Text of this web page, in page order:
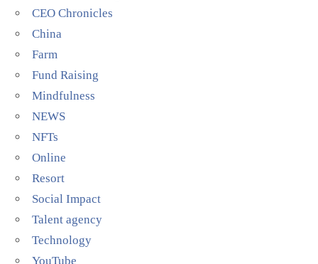
CEO Chronicles
China
Farm
Fund Raising
Mindfulness
NEWS
NFTs
Online
Resort
Social Impact
Talent agency
Technology
YouTube